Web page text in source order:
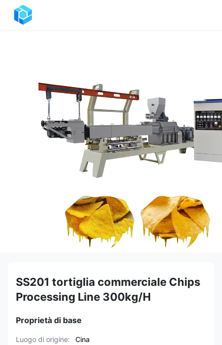
SS201 tortiglia commerciale Chips
Processing Line 300kg/H
Proprietà di base
Luogo di origine:
Cina